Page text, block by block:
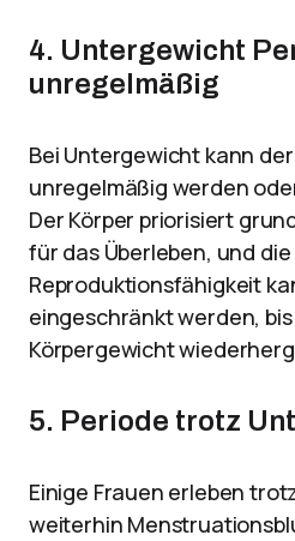
4. Untergewicht
unregelmäßig
Bei Untergewicht kann
unregelmäßig werden
Der Körper priorisiert
für das Überleben, und die
Reproduktionsfähigkeit
eingeschränkt werden,
Körpergewicht
5. Periode trotz
Einige Frauen erleben
weiterhin